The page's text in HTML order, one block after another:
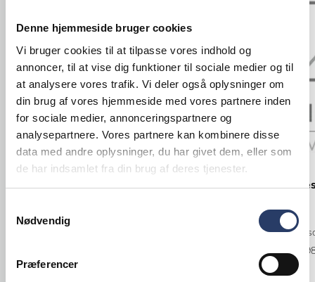
Denne hjemmeside bruger cookies
Vi bruger cookies til at tilpasse vores indhold og
annoncer, til at vise dig funktioner til sociale medier og til
at analysere vores trafik. Vi deler også oplysninger om
din brug af vores hjemmeside med vores partnere inden
for sociale medier, annonceringspartnere og
analysepartnere. Vores partnere kan kombinere disse
data med andre oplysninger, du har givet dem, eller som
de har indsamlet fra din brug af deres tjenester.
Nødvendig
Præferencer
LxBxH: 75x70x45 mm 5 cl
Varenr.27024024
UR600G
1 hængsl.
Varenr.